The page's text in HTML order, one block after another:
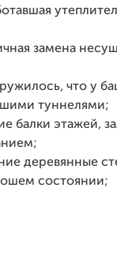
замена
что у
туннелями;
балки этажей,
деревянные
состоянии;